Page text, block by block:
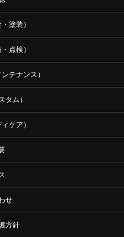
塗装）
点検）
テナンス）
タム）
ケア）
せ
方針